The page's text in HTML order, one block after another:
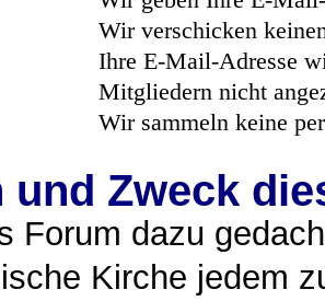
Wir verschicken
Ihre E-Mail-Adresse
Mitgliedern nicht
Wir sammeln keine
und Zweck
Forum dazu
Kirche jedem